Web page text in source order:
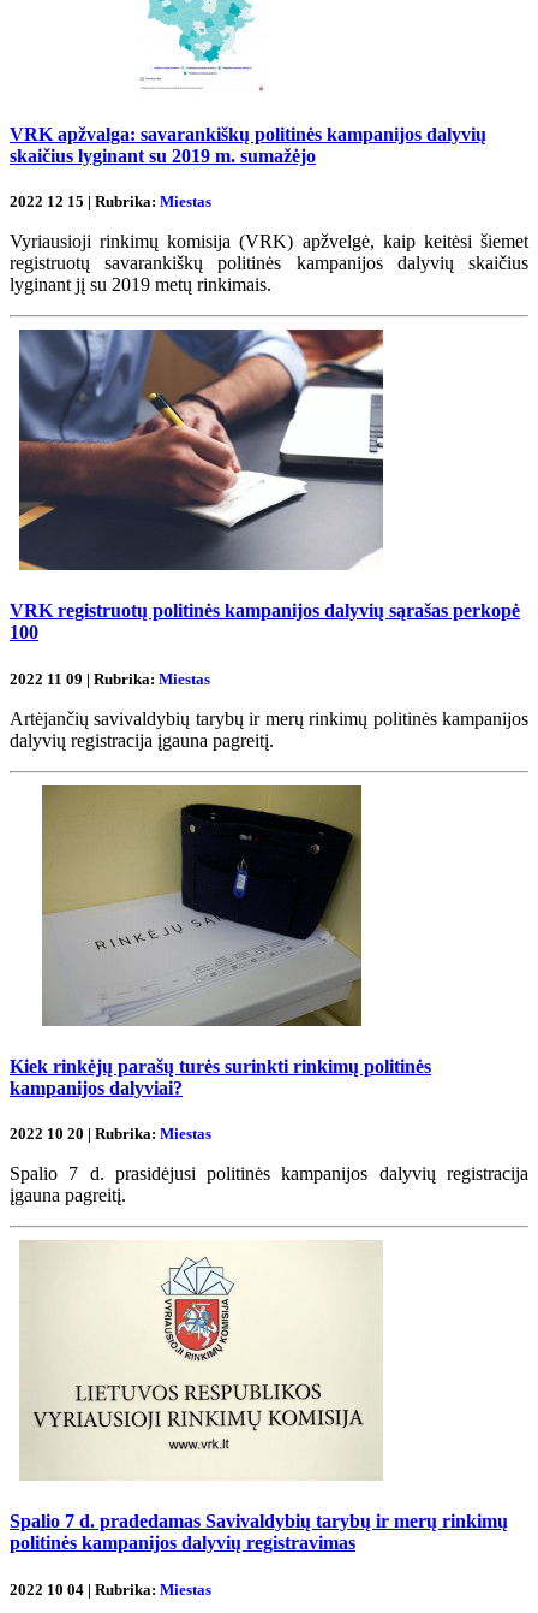
VRK apžvalga: savarankiškų politinės kampanijos dalyvių
skaičius lyginant su 2019 m. sumažėjo
2022 12 15 | Rubrika: Miestas
Vyriausioji rinkimų komisija (VRK) apžvelgė, kaip keitėsi šiemet
registruotų savarankiškų politinės kampanijos dalyvių skaičius
lyginant jį su 2019 metų rinkimais.
VRK registruotų politinės kampanijos dalyvių sąrašas perkopė
100
2022 11 09 | Rubrika: Miestas
Artėjančių savivaldybių tarybų ir merų rinkimų politinės kampanijos
dalyvių registracija įgauna pagreitį.
Kiek rinkėjų parašų turės surinkti rinkimų politinės
kampanijos dalyviai?
2022 10 20 | Rubrika: Miestas
Spalio 7 d. prasidėjusi politinės kampanijos dalyvių registracija
įgauna pagreitį.
Spalio 7 d. pradedamas Savivaldybių tarybų ir merų rinkimų
politinės kampanijos dalyvių registravimas
2022 10 04 | Rubrika: Miestas